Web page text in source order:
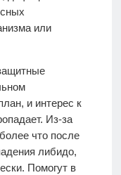
или
и интерес к
Из-за
что после
либидо,
Помогут в